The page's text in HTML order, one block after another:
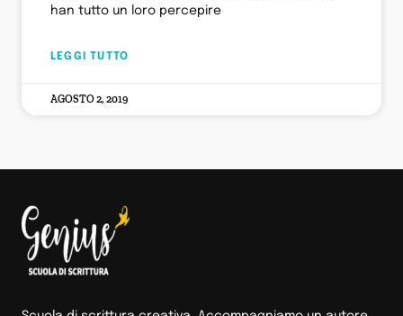
han tutto un loro percepire
LEGGI TUTTO
AGOSTO 2, 2019